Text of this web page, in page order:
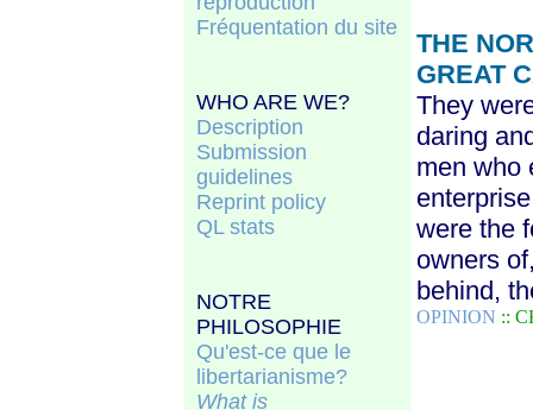
Fréquentation du site
WHO ARE WE?
Description
Submission
guidelines
Reprint policy
QL stats
NOTRE
PHILOSOPHIE
Qu'est-ce que le
libertarianisme?
What is
THE
GREAT
They
daring
men who
were the
owners
behind,
OPINION ::